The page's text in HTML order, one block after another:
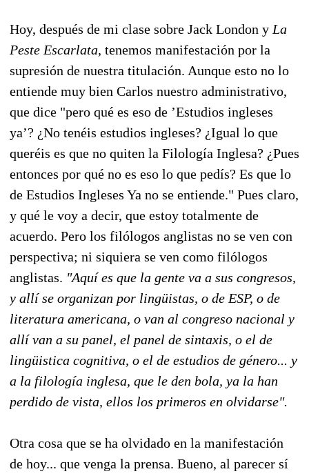
Hoy, después de mi clase sobre Jack London y La
Peste Escarlata, tenemos manifestación por la
supresión de nuestra titulación. Aunque esto no lo
entiende muy bien Carlos nuestro administrativo,
que dice "pero qué es eso de ’Estudios ingleses
ya’? ¿No tenéis estudios ingleses? ¿Igual lo que
queréis es que no quiten la Filología Inglesa? ¿Pues
entonces por qué no es eso lo que pedís? Es que lo
de Estudios Ingleses Ya no se entiende." Pues claro,
y qué le voy a decir, que estoy totalmente de
acuerdo. Pero los filólogos anglistas no se ven con
perspectiva; ni siquiera se ven como filólogos
anglistas. "Aquí es que la gente va a sus congresos,
y allí se organizan por lingüistas, o de ESP, o de
literatura americana, o van al congreso nacional y
allí van a su panel, el panel de sintaxis, o el de
lingüistica cognitiva, o el de estudios de género... y
a la filología inglesa, que le den bola, ya la han
perdido de vista, ellos los primeros en olvidarse".
Otra cosa que se ha olvidado en la manifestación
de hoy... que venga la prensa. Bueno, al parecer sí